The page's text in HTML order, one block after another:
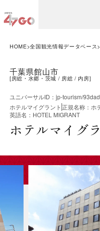
HOME 全国観光情報データベース
千葉県館山市
[房総・水郷・茨城 房総 内房]
ユニバーサルID ： jp-tourism/
ホテルマイグラント 正規名称 ： ホ
英語名 ： HOTEL MIGRANT
ホテルマイグ